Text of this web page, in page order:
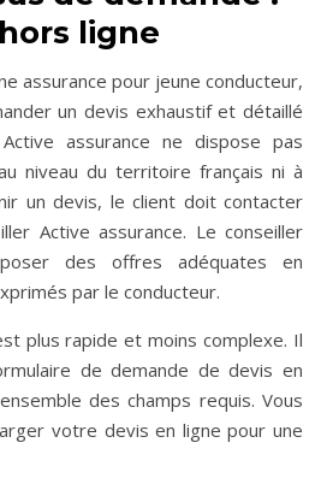
ligne
assurance pour jeune conducteur,
un devis exhaustif et détaillé
assurance ne dispose pas
niveau du territoire français ni à
un devis, le client doit contacter
Active assurance. Le conseiller
des offres adéquates en
par le conducteur.
plus rapide et moins complexe. Il
de demande de devis en
des champs requis. Vous
votre devis en ligne pour une